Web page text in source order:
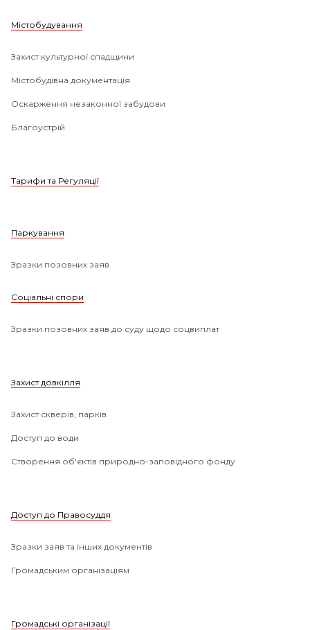
Містобудування
Захист культурної спадщини
Містобудівна документація
Оскарження незаконної забудови
Благоустрій
Тарифи та Регуляції
Паркування
Зразки позовних заяв
Соціальні спори
Зразки позовних заяв до суду щодо соцвиплат
Захист довкілля
Захист скверів, парків
Доступ до води
Створення об'єктів природно-заповідного фонду
Доступ до Правосуддя
Зразки заяв та інших документів
Громадським організаціям
Громадські організації